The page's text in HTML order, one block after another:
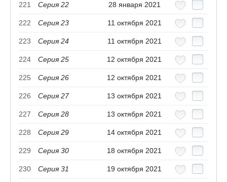
221 Серия 22 28 января 2021
222 Серия 23 11 октября 2021
223 Серия 24 11 октября 2021
224 Серия 25 12 октября 2021
225 Серия 26 12 октября 2021
226 Серия 27 13 октября 2021
227 Серия 28 13 октября 2021
228 Серия 29 14 октября 2021
229 Серия 30 18 октября 2021
230 Серия 31 19 октября 2021